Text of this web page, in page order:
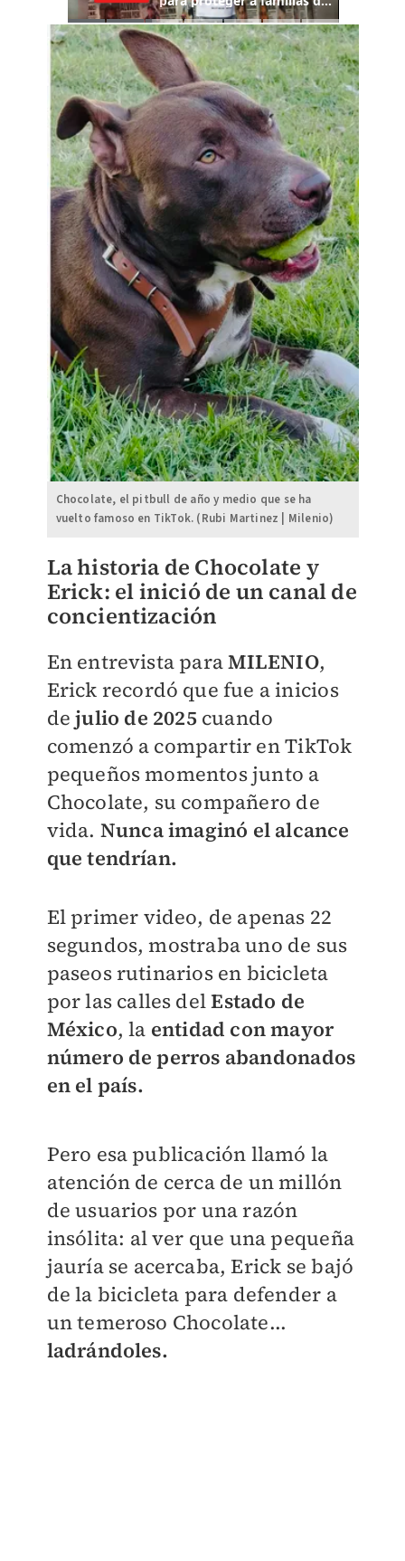
Chocolate, el pitbull de año y medio que se ha
vuelto famoso en TikTok. (Rubi Martinez | Milenio)
La historia de Chocolate y
Erick: el inició de un canal de
concientización
En entrevista paraMILENIO,
Erick recordó que fue a inicios
de julio de 2025cuando
comenzó a compartir en TikTok
pequeños momentos junto a
Chocolate, su compañero de
vida. Nunca imaginó el alcance
que tendrían.
El primer video, de apenas 22
segundos, mostraba uno de sus
paseos rutinarios en bicicleta
por las calles delEstado de
México, la entidad con mayor
número de perros abandonados
en el país.
Pero esa publicación llamó la
atención de cerca de un millón
de usuarios por una razón
insólita: al ver que una pequeña
jauría se acercaba, Erick se bajó
de la bicicleta para defender a
un temeroso Chocolate...
ladrándoles.